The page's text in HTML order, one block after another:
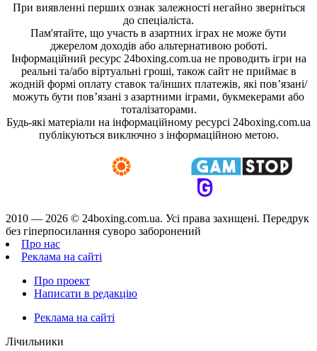
При виявленні перших ознак залежності негайно зверніться
до спеціаліста.
Пам'ятайте, що участь в азартних іграх не може бути
джерелом доходів або альтернативою роботі.
Інформаційний ресурс 24boxing.com.ua не проводить ігри на
реальні та/або віртуальні гроші, також сайт не приймає в
жодній формі оплату ставок та/інших платежів, які пов’язані/
можуть бути пов’язані з азартними іграми, букмекерами або
тоталізаторами.
Будь-які матеріали на інформаційному ресурсі 24boxing.com.ua
публікуються виключно з інформаційною метою.
2010 — 2026 © 24boxing.com.ua. Усi права захищенi. Передрук
без гіперпосилання суворо заборонений
Про нас
Реклама на сайті
Про проект
Написати в редакцію
Реклама на сайті
Лічильники